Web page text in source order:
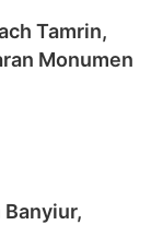
Tamrin,
Monumen